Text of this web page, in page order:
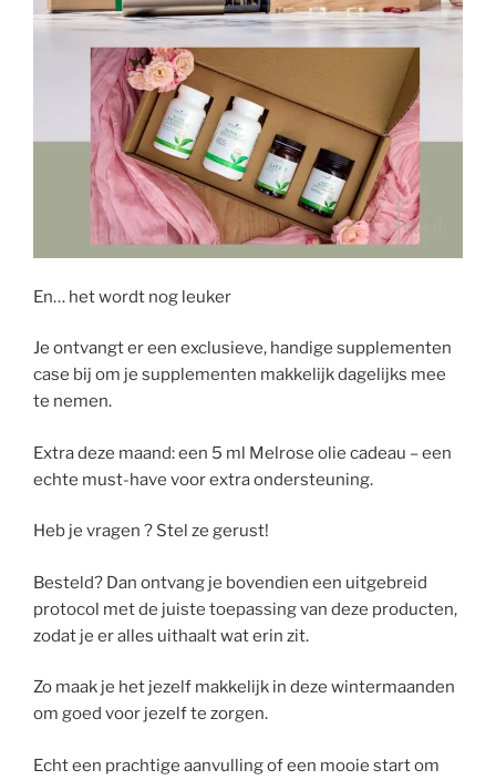
En… het wordt nog leuker
Je ontvangt er een exclusieve, handige supplementen
case bij om je supplementen makkelijk dagelijks mee
te nemen.
Extra deze maand: een 5 ml Melrose olie cadeau – een
echte must-have voor extra ondersteuning.
Heb je vragen ? Stel ze gerust!
Besteld? Dan ontvang je bovendien een uitgebreid
protocol met de juiste toepassing van deze producten,
zodat je er alles uithaalt wat erin zit.
Zo maak je het jezelf makkelijk in deze wintermaanden
om goed voor jezelf te zorgen.
Echt een prachtige aanvulling of een mooie start om